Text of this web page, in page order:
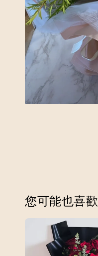
您可能也喜歡